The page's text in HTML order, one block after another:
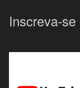
Inscreva-